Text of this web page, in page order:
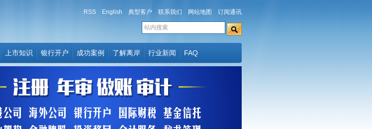
RSS English 典型客户 联系我们 网站地图 订阅通讯
上市知识 银行开户 成功案例 了解离岸 行业新闻 FAQ